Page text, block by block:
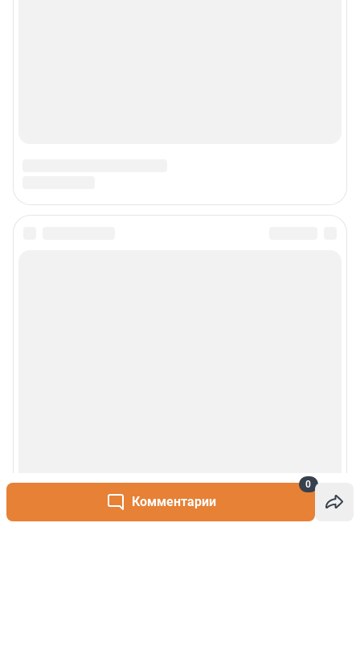
Комментарии
0